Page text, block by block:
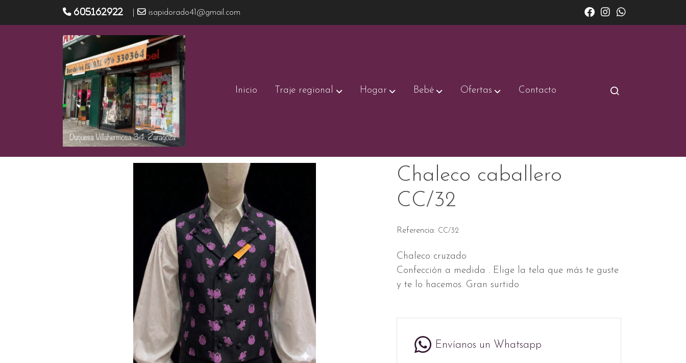
605162922 | isapidorado41@gmail.com
Inicio Traje regional Hogar Bebé Ofertas Contacto
Productos Chaleco caballero CC/32
Chaleco caballero
CC/32
Referencia: CC/32
Chaleco cruzado
Confección a medida . Elige la tela que más te guste
y te lo hacemos. Gran surtido
Envíanos un Whatsapp